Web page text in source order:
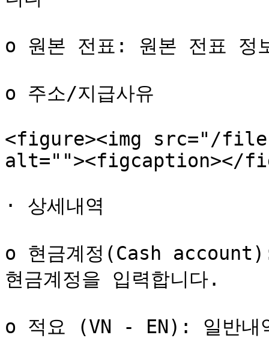
o 원본 전표: 원본 전표 정
o 주소/지급사유
<figure><img src="/files/
alt=""><figcaption></
· 상세내역
o 현금계정(Cash
현금계정을 입력합니다.
o 적요 (VN - EN): 일반내